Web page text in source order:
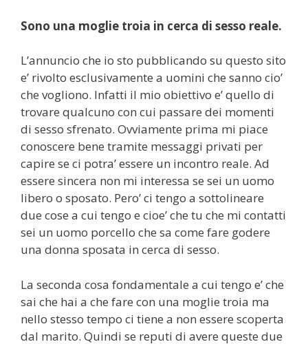
Sono una moglie troia in cerca di sesso reale.
L’annuncio che io sto pubblicando su questo sito
e’ rivolto esclusivamente a uomini che sanno cio’
che vogliono. Infatti il mio obiettivo e’ quello di
trovare qualcuno con cui passare dei momenti
di sesso sfrenato. Ovviamente prima mi piace
conoscere bene tramite messaggi privati per
capire se ci potra’ essere un incontro reale. Ad
essere sincera non mi interessa se sei un uomo
libero o sposato. Pero’ ci tengo a sottolineare
due cose a cui tengo e cioe’ che tu che mi contatti
sei un uomo porcello che sa come fare godere
una donna sposata in cerca di sesso.
La seconda cosa fondamentale a cui tengo e’ che
sai che hai a che fare con una moglie troia ma
nello stesso tempo ci tiene a non essere scoperta
dal marito. Quindi se reputi di avere queste due